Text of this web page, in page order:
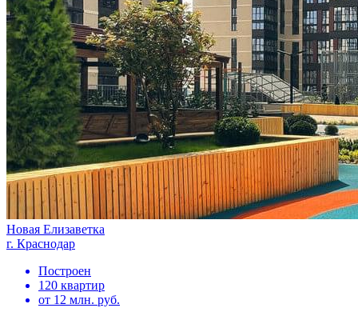
Новая Елизаветка
г. Краснодар
Построен
120 квартир
от 12 млн. руб.